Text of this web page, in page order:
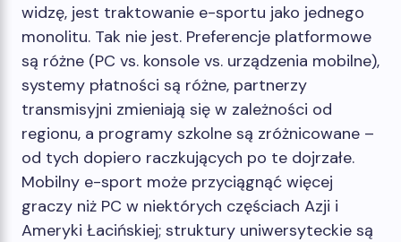
widzę, jest traktowanie e-sportu jako jednego
monolitu. Tak nie jest. Preferencje platformowe
są różne (PC vs. konsole vs. urządzenia mobilne),
systemy płatności są różne, partnerzy
transmisyjni zmieniają się w zależności od
regionu, a programy szkolne są zróżnicowane –
od tych dopiero raczkujących po te dojrzałe.
Mobilny e-sport może przyciągnąć więcej
graczy niż PC w niektórych częściach Azji i
Ameryki Łacińskiej; struktury uniwersyteckie są